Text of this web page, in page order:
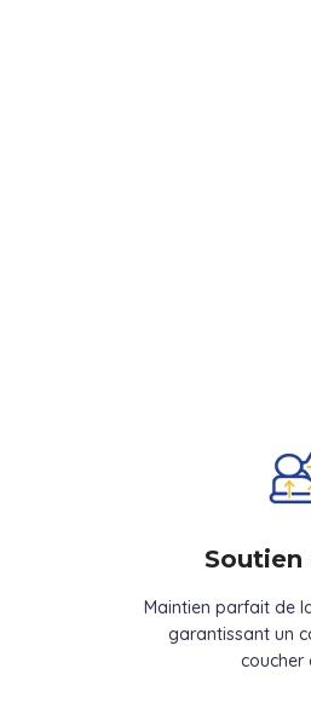
Soutien
Maintien parfait de
garantissant un
coucher